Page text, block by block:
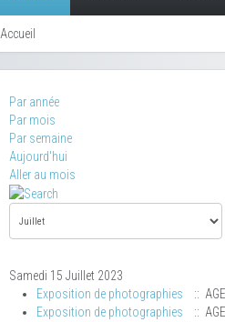
Accueil
Par année
Par mois
Par semaine
Aujourd'hui
Aller au mois
Samedi 15 Juillet 2023
Exposition de photographies
::
Exposition de photographies
::